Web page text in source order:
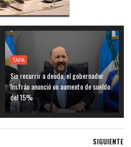
TAPA
Sin recurrir a deuda, el gobernador
Insfrán anunció un aumento de sueldo
del 15%
SIGUIENTE